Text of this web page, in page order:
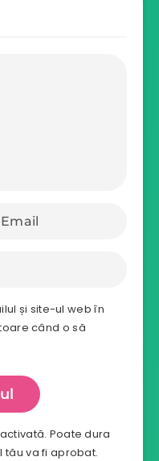
și site-ul web în
când o să
Poate dura
va fi aprobat.